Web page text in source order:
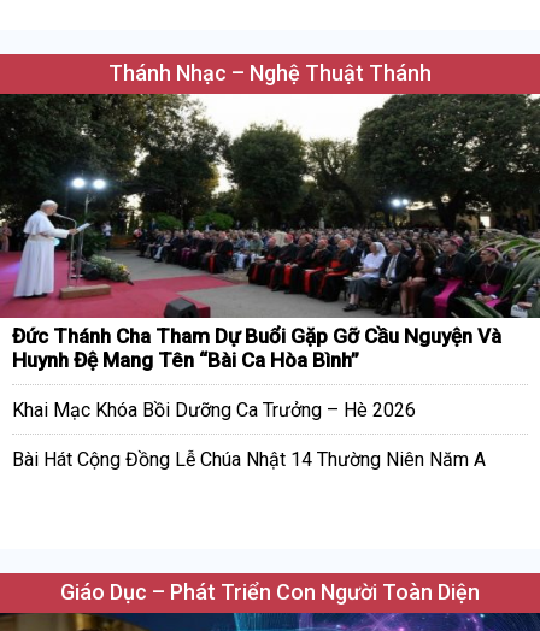
Thánh Nhạc – Nghệ Thuật Thánh
Đức Thánh Cha Tham Dự Buổi Gặp Gỡ Cầu Nguyện Và
Huynh Đệ Mang Tên “Bài Ca Hòa Bình”
Khai Mạc Khóa Bồi Dưỡng Ca Trưởng – Hè 2026
Bài Hát Cộng Đồng Lễ Chúa Nhật 14 Thường Niên Năm A
Giáo Dục – Phát Triển Con Người Toàn Diện